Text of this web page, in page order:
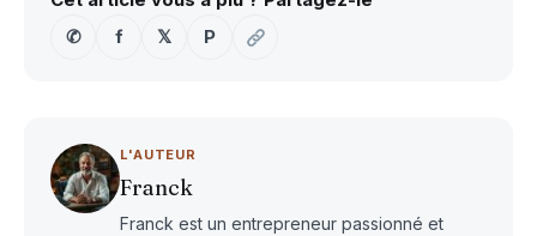
✆
f 𝕏 P
L'AUTEUR
Franck
Franck est un entrepreneur passionné et